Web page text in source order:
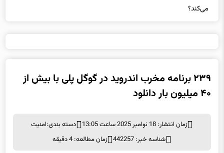
می‌کند؟
۲۳۹ برنامه مخرب اندروید در گوگل پلی با بیش از
۴۰ میلیون بار دانلود
زمان انتشار: 18 نوامبر 2025 ساعت 13:05 دسته بندی:امنيت
شناسه خبر: 442257
زمان مطالعه: 4 دقیقه